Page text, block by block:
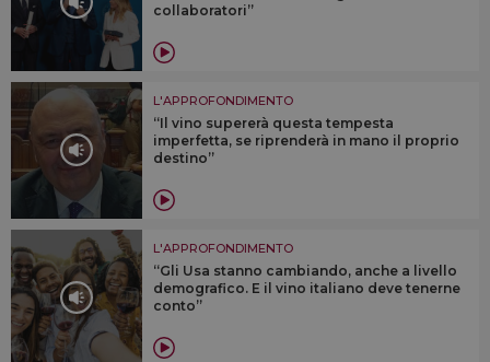
collaboratori”
L'APPROFONDIMENTO
“Il vino supererà questa tempesta
imperfetta, se riprenderà in mano il proprio
destino”
L'APPROFONDIMENTO
“Gli Usa stanno cambiando, anche a livello
demografico. E il vino italiano deve tenerne
conto”